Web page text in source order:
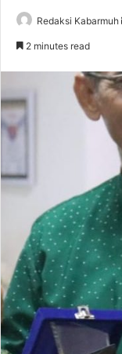
Redaksi Kabarmuh
2 minutes read